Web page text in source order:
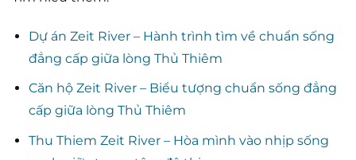
Dự án Zeit River – Hành trình tìm về chuẩn sống
đẳng cấp giữa lòng Thủ Thiêm
Căn hộ Zeit River – Biểu tượng chuẩn sống đẳng
cấp giữa lòng Thủ Thiêm
Thu Thiem Zeit River – Hòa mình vào nhịp sống